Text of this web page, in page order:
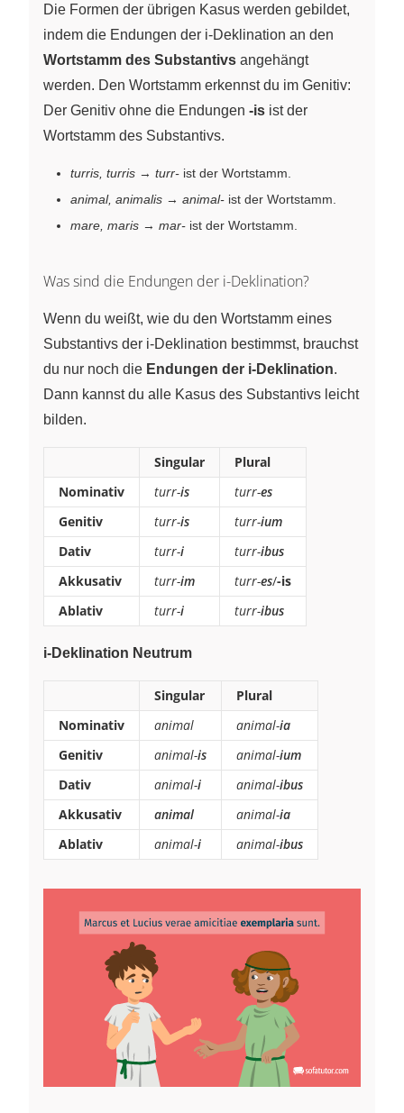
Die Formen der übrigen Kasus werden gebildet,
indem die Endungen der i-Deklination an den
Wortstamm des Substantivs angehängt
werden. Den Wortstamm erkennst du im Genitiv:
Der Genitiv ohne die Endungen -is ist der
Wortstamm des Substantivs.
turris, turris → turr- ist der Wortstamm.
animal, animalis → animal- ist der Wortstamm.
mare, maris → mar- ist der Wortstamm.
Was sind die Endungen der i-Deklination?
Wenn du weißt, wie du den Wortstamm eines
Substantivs der i-Deklination bestimmst, brauchst
du nur noch die Endungen der i-Deklination.
Dann kannst du alle Kasus des Substantivs leicht
bilden.
Singular
Plural
Nominativ
turr-is turr-es
Genitiv
turr-is turr-ium
Dativ
turr-i turr-ibus
Akkusativ
turr-im turr-es/-is
Ablativ
turr-i turr-ibus
i-Deklination Neutrum
Singular
Plural
Nominativ
animal animal-ia
Genitiv
animal-is animal-ium
Dativ
animal-i animal-ibus
Akkusativ
animal animal-ia
Ablativ
animal-i animal-ibus